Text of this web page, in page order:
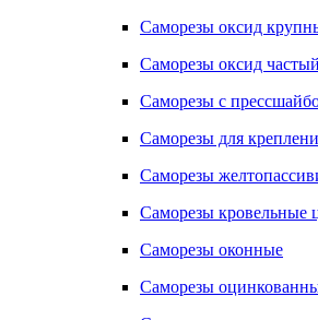
Саморезы оксид
Саморезы оксид
Саморезы с
Саморезы для
Саморезы
Саморезы кровельные
Саморезы оконные
Саморезы